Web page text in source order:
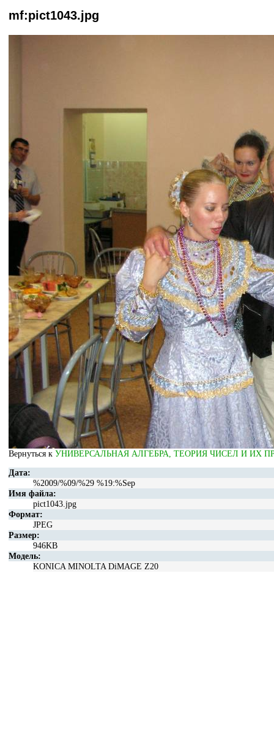
mf:pict1043.jpg
Вернуться кУНИВЕРСАЛЬНАЯ АЛГЕБРА, ТЕОРИЯ ЧИСЕЛ И ИХ
Дата:
%2009/%09/%29 %19:%Sep
Имя файла:
pict1043.jpg
Формат:
JPEG
Размер:
946KB
Модель:
KONICA MINOLTA DiMAGE Z20